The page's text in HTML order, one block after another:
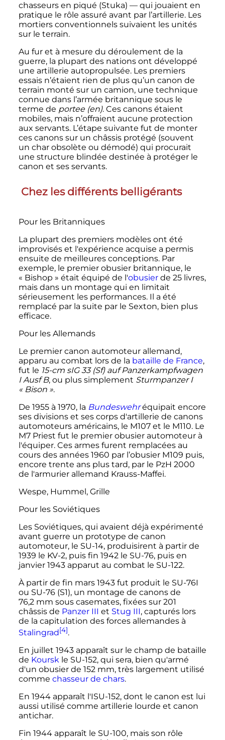
chasseurs en piqué (Stuka) — qui jouaient en
pratique le rôle assuré avant par l’artillerie. Les
mortiers conventionnels suivaient les unités
sur le terrain.
Au fur et à mesure du déroulement de la
guerre, la plupart des nations ont développé
une artillerie autopropulsée. Les premiers
essais n’étaient rien de plus qu’un canon de
terrain monté sur un camion, une technique
connue dans l’armée britannique sous le
terme de portee (en). Ces canons étaient
mobiles, mais n’offraient aucune protection
aux servants. L’étape suivante fut de monter
ces canons sur un châssis protégé (souvent
un char obsolète ou démodé) qui procurait
une structure blindée destinée à protéger le
canon et ses servants.
Chez les différents belligérants
Pour les Britanniques
La plupart des premiers modèles ont été
improvisés et l'expérience acquise a permis
ensuite de meilleures conceptions. Par
exemple, le premier obusier britannique, le
« Bishop » était équipé de l'obusierde 25 livres,
mais dans un montage qui en limitait
sérieusement les performances. Il a été
remplacé par la suite par le Sexton, bien plus
efficace.
Pour les Allemands
Le premier canon automoteur allemand,
apparu au combat lors de la bataille de France,
fut le 15-cm sIG 33 (Sf) auf Panzerkampfwagen
I Ausf B, ou plus simplement Sturmpanzer I
« Bison ».
De 1955 à 1970, la Bundeswehréquipait encore
ses divisions et ses corps d'artillerie de canons
automoteurs américains, le M107 et le M110. Le
M7 Priest fut le premier obusier automoteur à
l'équiper. Ces armes furent remplacées au
cours des années 1960 par l’obusier M109 puis,
encore trente ans plus tard, par le PzH 2000
de l'armurier allemand Krauss-Maffei.
Wespe, Hummel, Grille
Pour les Soviétiques
Les Soviétiques, qui avaient déjà expérimenté
avant guerre un prototype de canon
automoteur, le SU-14, produisirent à partir de
1939 le KV-2, puis fin 1942 le SU-76, puis en
janvier 1943 apparut au combat le SU-122.
À partir de fin mars 1943 fut produit le SU-76I
ou SU-76 (S1), un montage de canons de
76,2 mm sous casemates, fixées sur 201
châssis de Panzer III et Stug III, capturés lors
de la capitulation des forces allemandes à
Stalingrad[4].
En juillet 1943 apparaît sur le champ de bataille
de Kourskle SU-152, qui sera, bien qu'armé
d'un obusier de 152 mm, très largement utilisé
comme chasseur de chars.
En 1944 apparaît l'ISU-152, dont le canon est lui
aussi utilisé comme artillerie lourde et canon
antichar.
Fin 1944 apparaît le SU-100, mais son rôle